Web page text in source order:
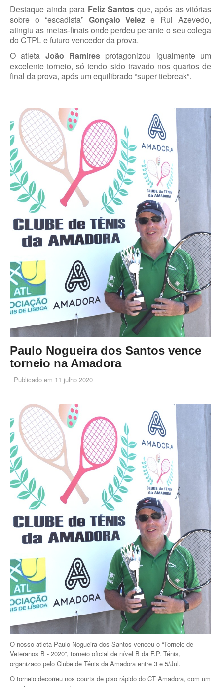
Destaque ainda para Feliz Santos que, após as vitórias
sobre o “escadista” Gonçalo Velez e Rui Azevedo,
atingiu as meias-finais onde perdeu perante o seu colega
do CTPL e futuro vencedor da prova.
O atleta João Ramires protagonizou igualmente um
excelente torneio, só tendo sido travado nos quartos de
final da prova, após um equilibrado “super tiebreak”.
Paulo Nogueira dos Santos vence
torneio na Amadora
Publicado em 11 julho 2020
O nosso atleta Paulo Nogueira dos Santos venceu o “Torneio de
Veteranos B - 2020”, torneio oficial de nível B da F.P. Ténis,
organizado pelo Clube de Ténis da Amadora entre 3 e 5/Jul.
O torneio decorreu nos courts de piso rápido do CT Amadora, com um